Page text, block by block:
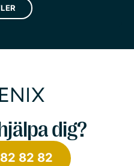
dig?
82 82